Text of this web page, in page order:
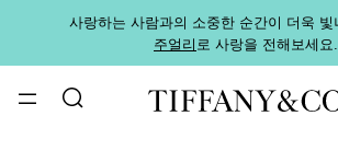
사랑하는 사람과의 소중한 순간이 더욱 빛
주얼리로 사랑을 전해보세요.